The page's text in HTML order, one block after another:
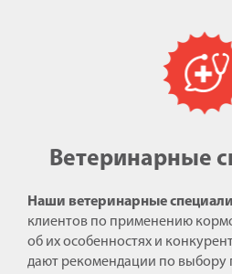
Ветеринарные
Наши ветеринарные
клиентов по применению
об их особенностях и
дают рекомендации по выбору